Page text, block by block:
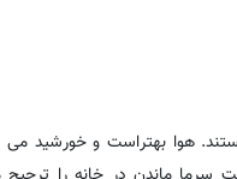
هوا بهتراست و خورشید می